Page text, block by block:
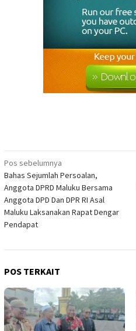
Navigasi
pos
Pos sebelumnya
Bahas Sejumlah Persoalan,
Anggota DPRD Maluku Bersama
Anggota DPD Dan DPR RI Asal
Maluku Laksanakan Rapat Dengar
Pendapat
POS TERKAIT